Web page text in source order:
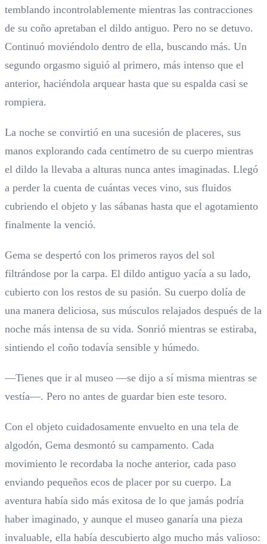
temblando incontrolablemente mientras las contracciones
de su coño apretaban el dildo antiguo. Pero no se detuvo.
Continuó moviéndolo dentro de ella, buscando más. Un
segundo orgasmo siguió al primero, más intenso que el
anterior, haciéndola arquear hasta que su espalda casi se
rompiera.
La noche se convirtió en una sucesión de placeres, sus
manos explorando cada centímetro de su cuerpo mientras
el dildo la llevaba a alturas nunca antes imaginadas. Llegó
a perder la cuenta de cuántas veces vino, sus fluidos
cubriendo el objeto y las sábanas hasta que el agotamiento
finalmente la venció.
Gema se despertó con los primeros rayos del sol
filtrándose por la carpa. El dildo antiguo yacía a su lado,
cubierto con los restos de su pasión. Su cuerpo dolía de
una manera deliciosa, sus músculos relajados después de la
noche más intensa de su vida. Sonrió mientras se estiraba,
sintiendo el coño todavía sensible y húmedo.
—Tienes que ir al museo —se dijo a sí misma mientras se
vestía—. Pero no antes de guardar bien este tesoro.
Con el objeto cuidadosamente envuelto en una tela de
algodón, Gema desmontó su campamento. Cada
movimiento le recordaba la noche anterior, cada paso
enviando pequeños ecos de placer por su cuerpo. La
aventura había sido más exitosa de lo que jamás podría
haber imaginado, y aunque el museo ganaría una pieza
invaluable, ella había descubierto algo mucho más valioso: